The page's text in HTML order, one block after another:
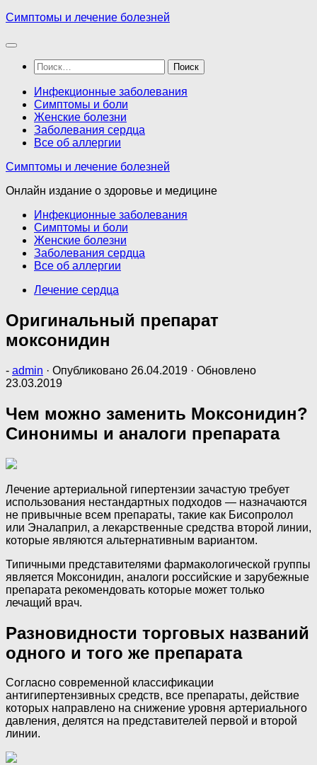
Перейти
содержимому
Симптомы и лечение болезней
Найти:
Инфекционные заболевания
Симптомы и боли
Женские болезни
Заболевания сердца
Все об аллергии
Симптомы и лечение болезней
Онлайн издание о здоровье и медицине
Инфекционные заболевания
Симптомы и боли
Женские болезни
Заболевания сердца
Все об аллергии
Лечение сердца
Оригинальный препарат
моксонидин
- admin · Опубликовано 26.04.2019 · Обновлено
23.03.2019
Чем можно заменить Моксонидин?
Синонимы и аналоги препарата
Лечение артериальной гипертензии зачастую требует
использования нестандартных подходов — назначаются
не привычные всем препараты, такие как Бисопролол
или Эналаприл, а лекарственные средства второй линии,
которые являются альтернативным вариантом.
Типичными представителями фармакологической группы
является Моксонидин, аналоги российские и зарубежные
препарата рекомендовать которые может только
лечащий врач.
Разновидности торговых названий
одного и того же препарата
Согласно современной классификации
антигипертензивных средств, все препараты, действие
которых направлено на снижение уровня артериального
давления, делятся на представителей первой и второй
линии.